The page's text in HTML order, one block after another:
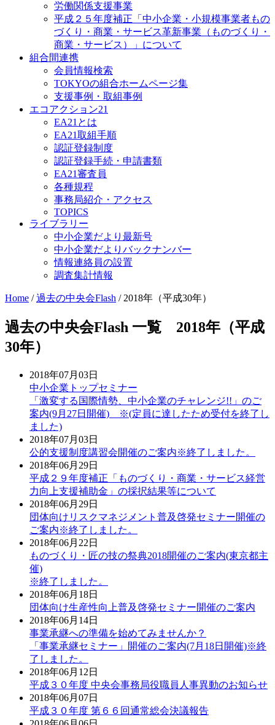
労働関係支援事業
平成２５年度補正「中小企業・小規模事業者もの
づくり・商業・サービス革新事業（ものづくり・
商業・サービス）」について
組合間連携
会員情報検索
TOKYOの組合ホームページ集
支援事例・取組事例
エコアクション21
EA21とは
EA21取組手順
認証登録制度
認証登録手続・申請書類
EA21審査員
各種規程
事務局紹介・アクセス
TOPICS
ライブラリー
中小企業だより最新号
中小企業だよりバックナンバー
情報連絡員の設置
調査集計情報
Home /過去の中央会Flash / 2018年（平成30年）
過去の中央会Flash 一覧 2018年（平成
30年）
2018年07月03日
中小企業トップセミナー
「激変する国際情勢、中小企業のチャレンジ!!」のご
案内(9月27日開催) ※(定員に達したため受付を終了し
ました)
2018年07月03日
公的支援制度講習会開催のご案内※終了しました。
2018年06月29日
平成２９年度補正「ものづくり・商業・サービス経営
力向上支援補助金」の採択結果等について
2018年06月29日
団体向けリスクマネジメント普及啓発セミナー開催の
ご案内※終了しました。
2018年06月22日
ものづくり・匠の技の祭典2018開催のご案内(東京都主
催)
※終了しました。
2018年06月18日
団体向け生産性向上普及啓発セミナー開催のご案内
2018年06月14日
事業承継への準備を始めてみませんか？
「事業承継セミナー」開催のご案内(7月18日開催)※終
了しました。
2018年06月12日
平成３０年度 中央会事務局役職員人事異動のお知らせ
2018年06月07日
平成３０年度 第６６回通常総会決議報告